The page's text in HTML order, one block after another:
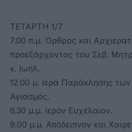
ΤΕΤΑΡΤΗ 1/7
7.00 π.μ. Όρθρος και
προεξάρχοντος του Σεβ.
κ. Ιωήλ.
12.00 μ. Ιερά Παράκλησης
Αγιασμός.
6.30 μ.μ. Ιερόν Ευχέλαιον.
9.00 μ.μ. Απόδειπνον και